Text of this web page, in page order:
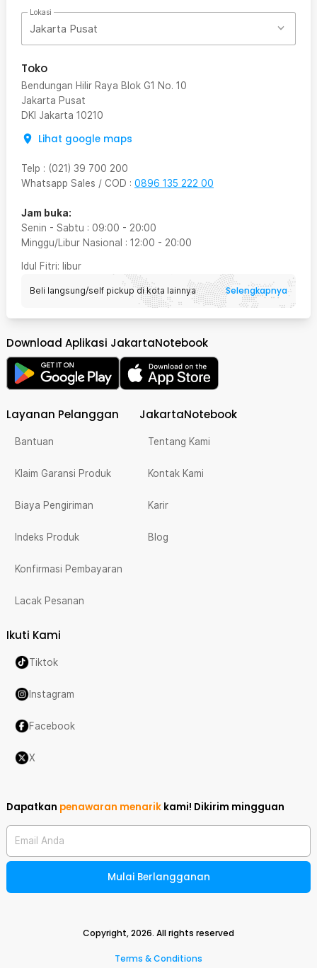
Lokasi
Jakarta Pusat
Toko
Bendungan Hilir Raya Blok G1 No. 10
Jakarta Pusat
DKI Jakarta 10210
Lihat google maps
Telp : (021) 39 700 200
Whatsapp Sales / COD : 0896 135 222 00
Jam buka:
Senin - Sabtu : 09:00 - 20:00
Minggu/Libur Nasional : 12:00 - 20:00
Idul Fitri: libur
Beli langsung/self pickup di kota lainnya Selengkapnya
Download Aplikasi JakartaNotebook
Layanan Pelanggan
Bantuan
Klaim Garansi Produk
Biaya Pengiriman
Indeks Produk
Konfirmasi Pembayaran
Lacak Pesanan
JakartaNotebook
Tentang Kami
Kontak Kami
Karir
Blog
Ikuti Kami
Tiktok
Instagram
Facebook
X
Dapatkan penawaran menarik kami! Dikirim mingguan
Email Anda
Mulai Berlangganan
Copyright,2026. All rights reserved
Terms & Conditions